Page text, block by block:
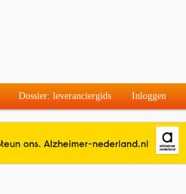
Dossier: leveranciergids Inloggen